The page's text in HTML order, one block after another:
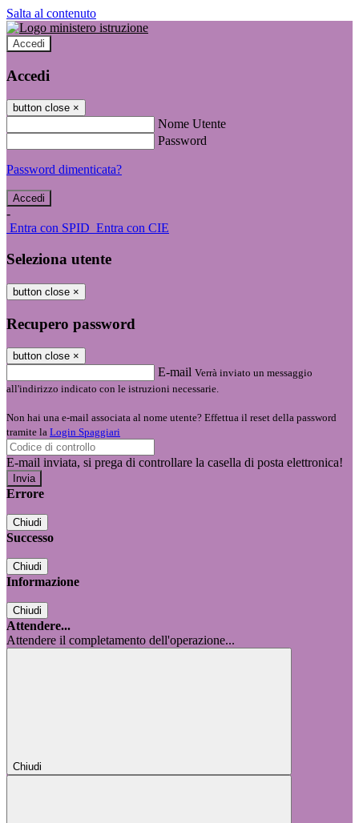
Salta al contenuto
Accedi
Accedi
button close ×
Nome Utente
Password
Password dimenticata?
-
Entra con SPID Entra con CIE
Seleziona utente
button close ×
Recupero password
button close ×
E-mail Verrà inviato un messaggio
all'indirizzo indicato con le istruzioni necessarie.
Non hai una e-mail associata al nome utente? Effettua il reset della password
tramite la Login Spaggiari
E-mail inviata, si prega di controllare la casella di posta elettronica!
Errore
Chiudi
Successo
Chiudi
Informazione
Chiudi
Attendere...
Attendere il completamento dell'operazione...
Chiudi